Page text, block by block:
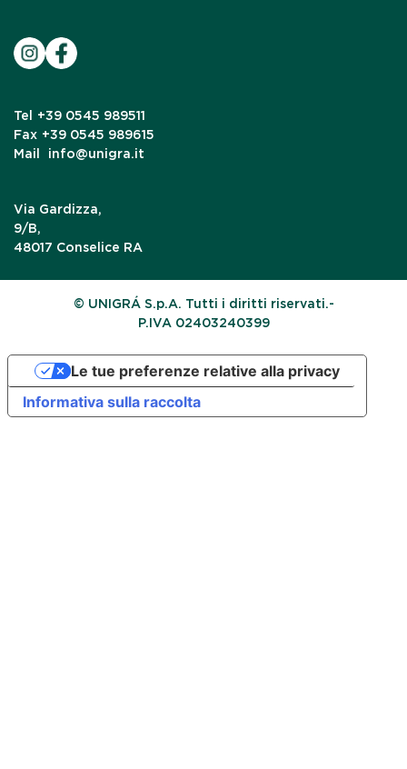
Tel
+39 0545 989511
Fax +39 0545 989615
Mail
info@unigra.it
Via Gardizza,
9/B,
48017 Conselice RA
© UNIGRÁ S.p.A. Tutti i diritti riservati.-
P.IVA 02403240399
Informativa sulla raccolta
Le tue preferenze relative alla privacy